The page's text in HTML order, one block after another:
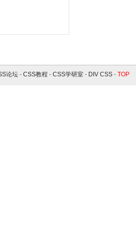
论坛- CSS教程 - CSS学研室- DIV CSS- TOP